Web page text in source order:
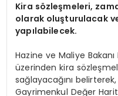
Kira sözleşmeleri,
olarak oluşturulacak
yapılabilecek.
Hazine ve Maliye
üzerinden kira
sağlayacağını
Gayrimenkul Değer